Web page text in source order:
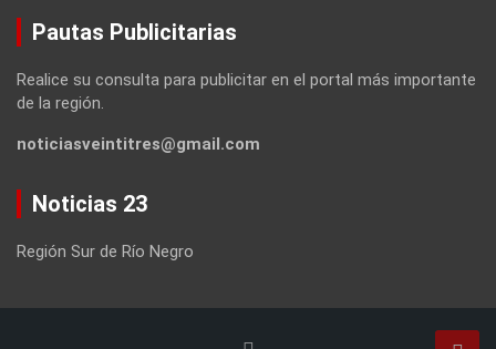
Pautas Publicitarias
Realice su consulta para publicitar en el portal más importante
de la región.
noticiasveintitres@gmail.com
Noticias 23
Región Sur de Río Negro